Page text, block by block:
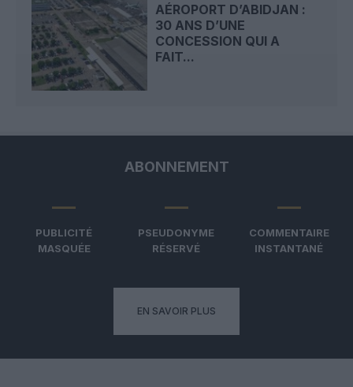
AÉROPORT D’ABIDJAN :
30 ANS D’UNE
CONCESSION QUI A
FAIT...
ABONNEMENT
PUBLICITÉ
MASQUÉE
PSEUDONYME
RÉSERVÉ
COMMENTAIRE
INSTANTANÉ
EN SAVOIR PLUS